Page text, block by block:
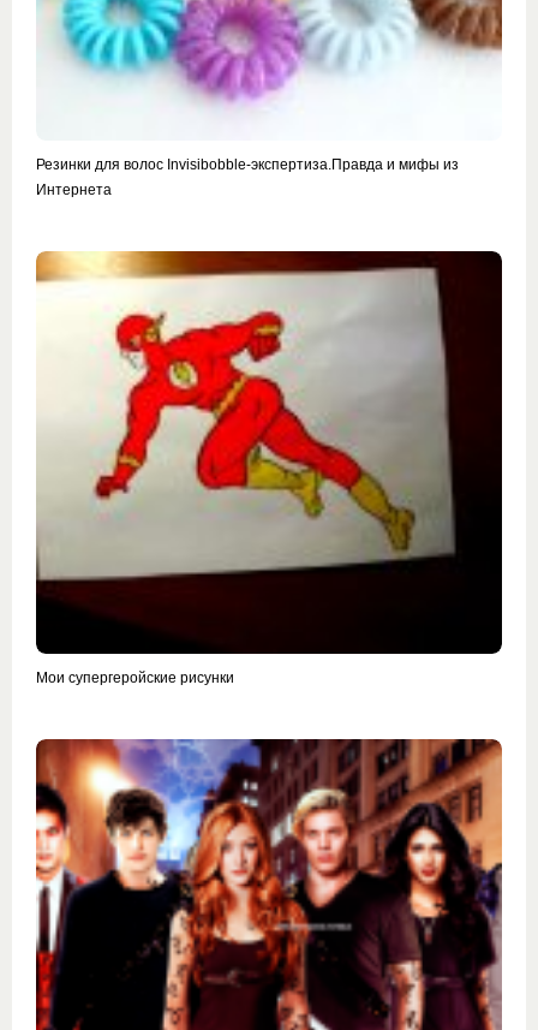
Резинки для волос Invisibobble-экспертиза.Правда и мифы из
Интернета
Мои супергеройские рисунки